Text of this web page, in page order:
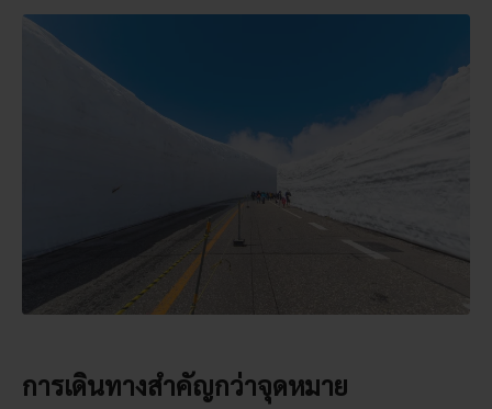
การเดินทางสำคัญกว่าจุดหมาย